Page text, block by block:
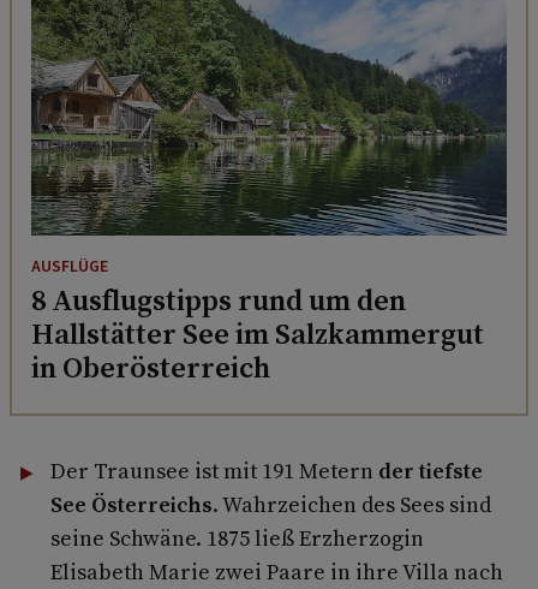
AUSFLÜGE
8 Ausflugstipps rund um den
Hallstätter See im Salzkammergut
in Oberösterreich
Der Traunsee ist mit 191 Metern der tiefste
See Österreichs. Wahrzeichen des Sees sind
seine Schwäne. 1875 ließ Erzherzogin
Elisabeth Marie zwei Paare in ihre Villa nach